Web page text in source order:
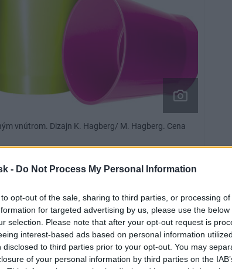
- Do Not Process My Personal Information
opt-out of the sale, sharing to third parties, or processing
for targeted advertising by us, please use the
selection. Please note that after your opt-out request is
interest-based ads based on personal information
disclosed to third parties prior to your opt-out. You may
of your personal information by third parties on the
vnútrom. Dizajn K. Hagberg/ M. Hagberg. Cena